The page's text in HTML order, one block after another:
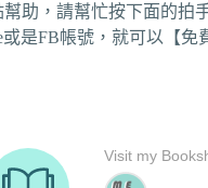
助，請幫忙按下面的拍
或是FB帳號，就可以【免